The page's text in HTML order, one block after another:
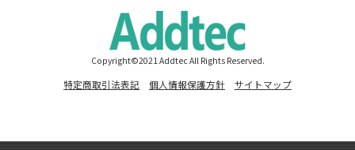
Copyright©2021 Addtec All Rights Reserved.
特定商取引法表記 個人情報保護方針 サイトマップ